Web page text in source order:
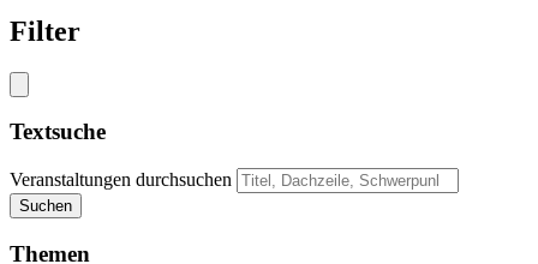
Filter
Textsuche
Veranstaltungen durchsuchen
Suchen
Themen